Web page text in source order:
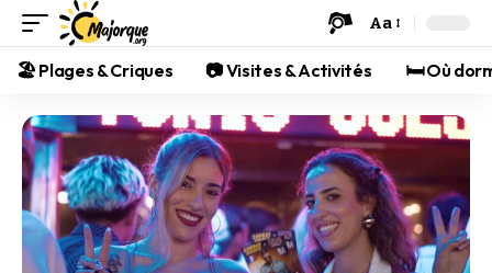
Aa
🏖️ Plages & Criques 📷 Visites & Activités 🛏️ Où